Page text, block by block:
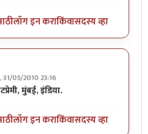
लॉग इन कराकिंवासदस्य व्हा
31/05/2010 23:16
मुंबई, इंडिया.
लॉग इन कराकिंवासदस्य व्हा